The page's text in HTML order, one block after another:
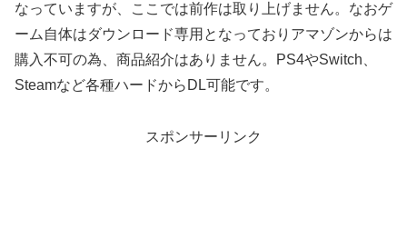
なっていますが、ここでは前作は取り上げません。なおゲ
ーム自体はダウンロード専用となっておりアマゾンからは
購入不可の為、商品紹介はありません。PS4やSwitch、
Steamなど各種ハードからDL可能です。
スポンサーリンク